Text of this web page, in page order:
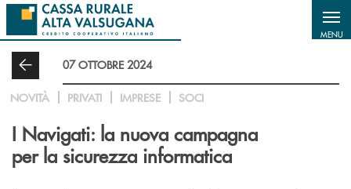
Salta al contenuto principale
MENU
07 OTTOBRE 2024
NOVITÀ PRIVATI IMPRESE SOCI
I Navigati: la nuova campagna
per la sicurezza informatica